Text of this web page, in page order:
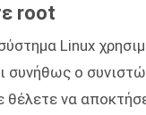
root
Linux
συνήθως ο
θέλετε να